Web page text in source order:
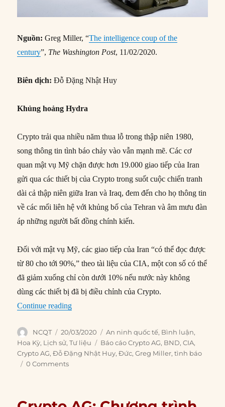
Nguồn: Greg Miller, “The intelligence coup of the
century”, The Washington Post, 11/02/2020.
Biên dịch: Đỗ Đặng Nhật Huy
Khủng hoảng Hydra
Crypto trải qua nhiều năm thua lỗ trong thập niên 1980,
song thông tin tình báo chảy vào vẫn mạnh mẽ. Các cơ
quan mật vụ Mỹ chặn được hơn 19.000 giao tiếp của Iran
gửi qua các thiết bị của Crypto trong suốt cuộc chiến tranh
dài cả thập niên giữa Iran và Iraq, đem đến cho họ thông tin
về các mối liên hệ với khủng bố của Tehran và âm mưu đàn
áp những người bất đồng chính kiến.
Đối với mật vụ Mỹ, các giao tiếp của Iran “có thể đọc được
từ 80 cho tới 90%,” theo tài liệu của CIA, một con số có thể
đã giảm xuống chỉ còn dưới 10% nếu nước này không
dùng các thiết bị đã bị điều chỉnh của Crypto.
Continue reading“Crypto AG: Chương trình tình báo thế kỷ của
Author
NCQT
Posted
on
20/03/2020 Categories
An ninh quốc tế, Bình luận,
Hoa Kỳ, Lịch sử,Tư liệu Tags
Báo cáo Crypto AG, BND,CIA,
Crypto AG,Đỗ Đặng Nhật Huy,Đức,Greg Miller,tình báo
0 Comments